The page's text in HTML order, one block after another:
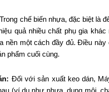
Trong chế biến nhựa, đặc biệt là
quả nhiều chất phụ gia
nền một cách đầy đủ. Điều
phẩm cuối cùng.
Đối với sản xuất keo dán,
(ví dụ như nhựa, dung môi,